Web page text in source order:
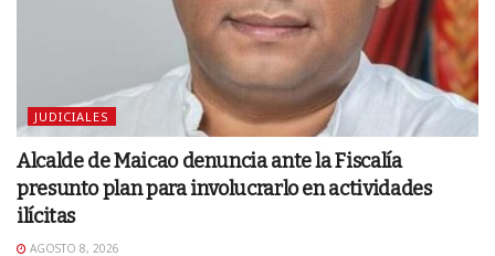
JUDICIALES
Alcalde de Maicao denuncia ante la Fiscalía
presunto plan para involucrarlo en actividades
ilícitas
AGOSTO 8, 2026